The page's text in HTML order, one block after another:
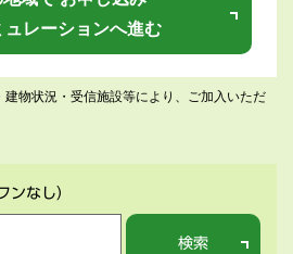
ュレーションへ進む
物状況・受信施設等により、ご加入いただ
ンなし）
検索